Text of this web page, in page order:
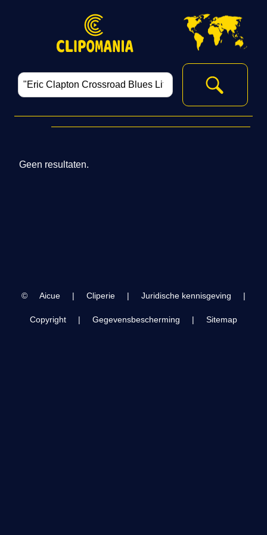
Geen resultaten.
© Aicue | Cliperie | Juridische kennisgeving |
Copyright | Gegevensbescherming | Sitemap